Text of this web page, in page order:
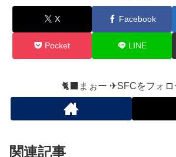
X Facebook
Pocket LINE
🐈‍⬛まぉー ✈︎SFCをフォロ
関連記事